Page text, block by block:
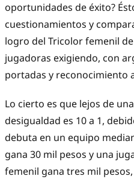
oportunidades de éxito?
cuestionamientos y
logro del Tricolor femenil
jugadoras exigiendo, con
portadas y reconocimiento
Lo cierto es que lejos de
desigualdad es 10 a 1,
debuta en un equipo
gana 30 mil pesos y una
femenil gana tres mil